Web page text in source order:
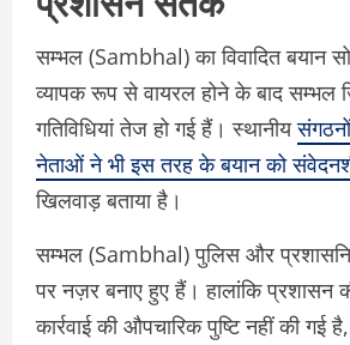
सम्भल (Sambhal) का विवादित बयान
व्यापक रूप से वायरल होने के बाद सम्भल
गतिविधियां तेज हो गई हैं। स्थानीय
नेताओं ने भी इस तरह के बयान को
खिलवाड़ बताया है।
सम्भल (Sambhal) पुलिस और
पर नज़र बनाए हुए हैं। हालांकि प्रशासन
कार्रवाई की औपचारिक पुष्टि नहीं की गई